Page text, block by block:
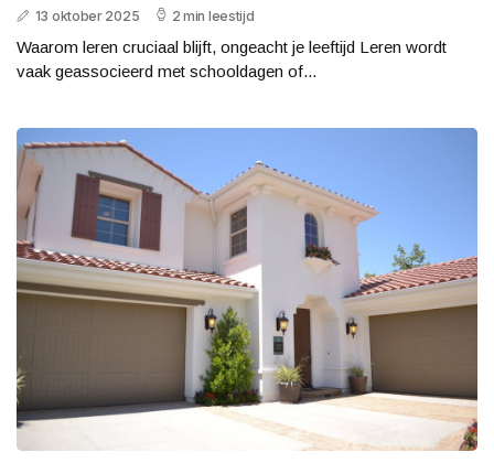
13 oktober 2025 2 min leestijd
Waarom leren cruciaal blijft, ongeacht je leeftijd Leren wordt
vaak geassocieerd met schooldagen of...